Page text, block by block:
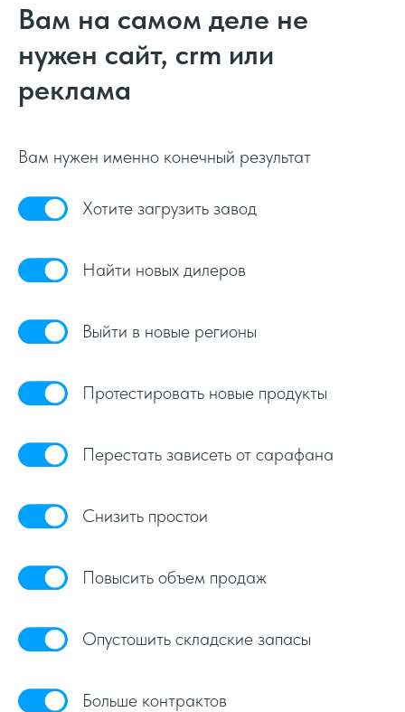
Вам на самом деле не
нужен сайт, crm или
реклама
Вам нужен именно конечный результат
Хотите загрузить завод
Найти новых дилеров
Выйти в новые регионы
Протестировать новые продукты
Перестать зависеть от сарафана
Снизить простои
Повысить объем продаж
Опустошить складские запасы
Больше контрактов